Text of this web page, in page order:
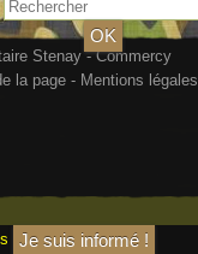
Stenay - Commercy
la page - Mentions légales